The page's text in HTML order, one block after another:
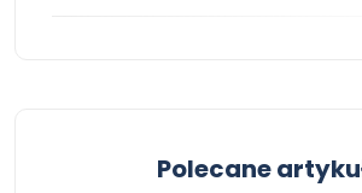
Polecane